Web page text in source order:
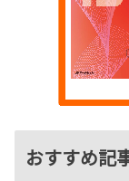
おすすめ記